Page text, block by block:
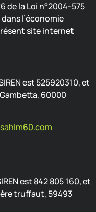
de la Loi n°2004-575
l’économie
site internet
est 525920310, et
60000
est 842 805 160, et
truffaut, 59493